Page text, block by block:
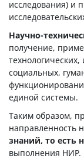
исследования) и
Научно-
получение,
социальных,
единой системы.
Таким образом,
направленность
знаний, то есть
выполнения НИР.